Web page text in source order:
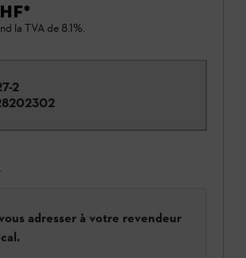
*
la TVA de 8.1%.
2
adresser à votre revendeur